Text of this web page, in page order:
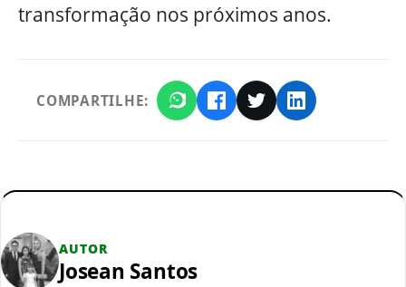
transformação nos próximos anos.
COMPARTILHE:
AUTOR
Josean Santos